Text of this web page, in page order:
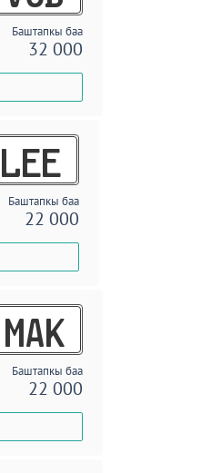
Баштапкы баа
32 000
LEE
Баштапкы баа
22 000
MAK
Баштапкы баа
22 000